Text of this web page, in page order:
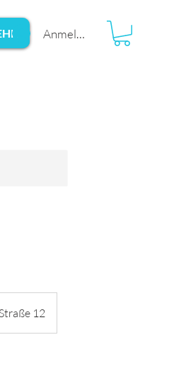
Anmelden
12